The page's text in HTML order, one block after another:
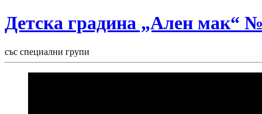
Детска градина „Ален мак“
със специални групи